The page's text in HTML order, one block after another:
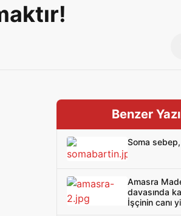
Benzer
Soma
Amasra
davasında
İşçinin canı